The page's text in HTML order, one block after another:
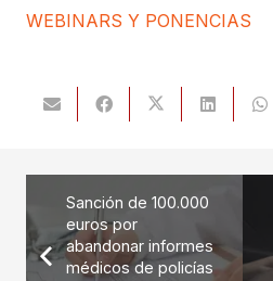
WEBINARS Y PONENCIAS
Sanción de 100.000
euros por
abandonar informes
médicos de policías